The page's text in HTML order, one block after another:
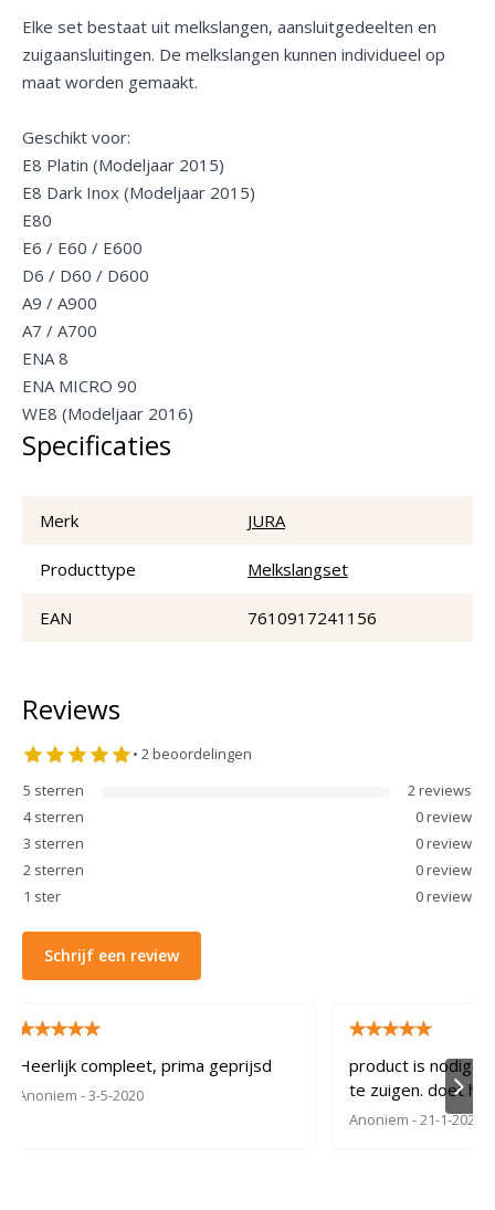
Elke set bestaat uit melkslangen, aansluitgedeelten en
zuigaansluitingen. De melkslangen kunnen individueel op
maat worden gemaakt.
Geschikt voor:
E8 Platin (Modeljaar 2015)
E8 Dark Inox (Modeljaar 2015)
E80
E6 / E60 / E600
D6 / D60 / D600
A9 / A900
A7 / A700
ENA 8
ENA MICRO 90
WE8 (Modeljaar 2016)
Specificaties
Merk JURA
Producttype Melkslangset
EAN 7610917241156
Reviews
• 2 beoordelingen
5 sterren 2 reviews
4 sterren 0review
3 sterren 0review
2 sterren 0review
1 ster 0review
Schrijf een review
Heerlijk compleet, prima geprijsd
Anoniem - 3-5-2020
product is nodig
te zuigen. doet het
Anoniem- 21-1-2020